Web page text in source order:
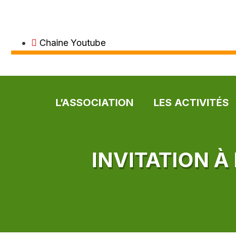
Chaine Youtube
L’ASSOCIATION LES ACTIVITÉS
INVITATION À